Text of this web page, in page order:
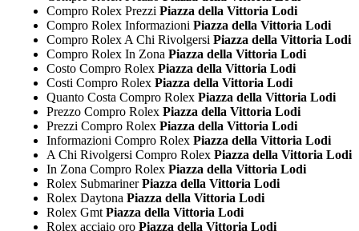
Compro Rolex Prezzi Piazza della Vittoria Lodi
Compro Rolex Informazioni Piazza della Vittoria Lodi
Compro Rolex A Chi Rivolgersi Piazza della Vittoria Lodi
Compro Rolex In Zona Piazza della Vittoria Lodi
Costo Compro Rolex Piazza della Vittoria Lodi
Costi Compro Rolex Piazza della Vittoria Lodi
Quanto Costa Compro Rolex Piazza della Vittoria Lodi
Prezzo Compro Rolex Piazza della Vittoria Lodi
Prezzi Compro Rolex Piazza della Vittoria Lodi
Informazioni Compro Rolex Piazza della Vittoria Lodi
A Chi Rivolgersi Compro Rolex Piazza della Vittoria Lodi
In Zona Compro Rolex Piazza della Vittoria Lodi
Rolex SubmarinerPiazza della Vittoria Lodi
Rolex Daytona Piazza della Vittoria Lodi
Rolex Gmt Piazza della Vittoria Lodi
Rolex acciaio oro Piazza della Vittoria Lodi